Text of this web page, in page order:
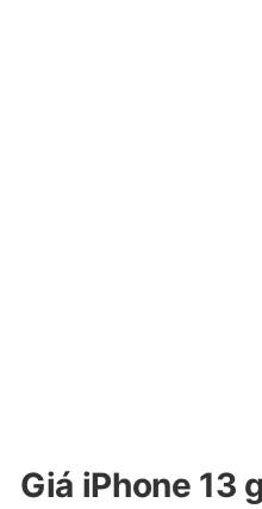
Giá iPhone 13